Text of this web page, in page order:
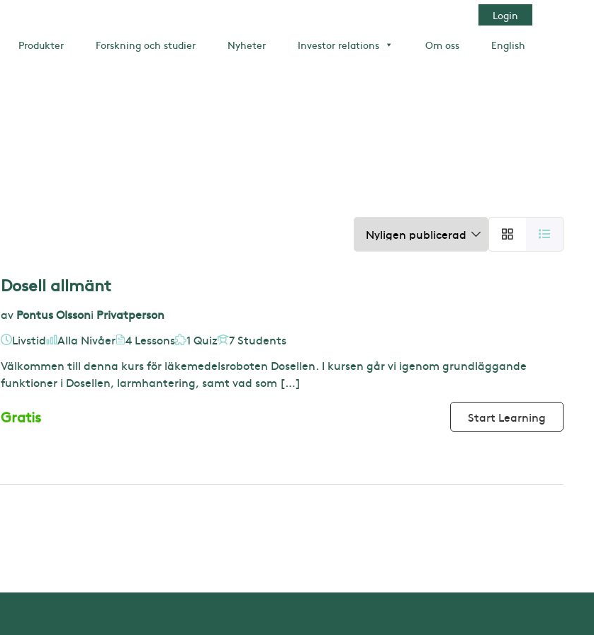
Login
Produkter Forskning och studier Nyheter Investor relations Om oss English
Dosell allmänt
av Pontus Olssoni Privatperson
Livstid
Alla Nivåer 4 Lessons 1 Quiz
7 Students
Välkommen till denna kurs för läkemedelsroboten Dosellen. I kursen går vi igenom grundläggande
funktioner i Dosellen, larmhantering, samt vad som […]
Gratis Start Learning